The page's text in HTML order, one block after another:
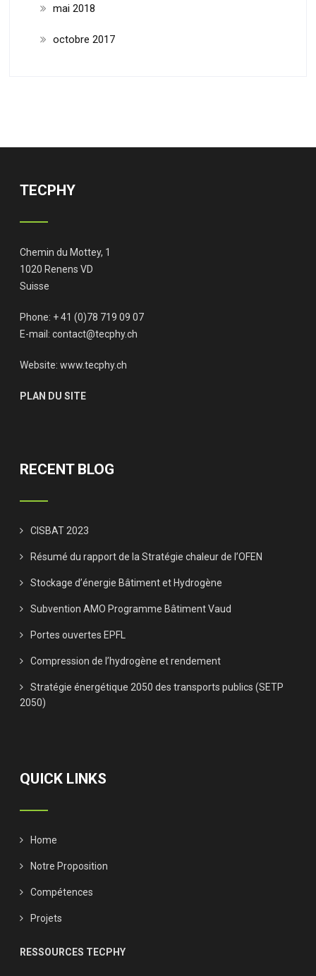
mai 2018
octobre 2017
TECPHY
Chemin du Mottey, 1
1020 Renens VD
Suisse
Phone: + 41 (0)78 719 09 07
E-mail:contact@tecphy.ch
Website:www.tecphy.ch
PLAN DU SITE
RECENT BLOG
CISBAT 2023
Résumé du rapport de la Stratégie chaleur de l’OFEN
Stockage d’énergie Bâtiment et Hydrogène
Subvention AMO Programme Bâtiment Vaud
Portes ouvertes EPFL
Compression de l’hydrogène et rendement
Stratégie énergétique 2050 des transports publics (SETP
2050)
QUICK LINKS
Home
Notre Proposition
Compétences
Projets
RESSOURCES TECPHY